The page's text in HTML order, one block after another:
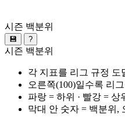
시즌 백분위
💾 ?
시즌 백분위
각 지표를 리그 규정 도
오른쪽(100)일수록 리
파랑 = 하위 · 빨강 =
막대 안 숫자 = 백분위,